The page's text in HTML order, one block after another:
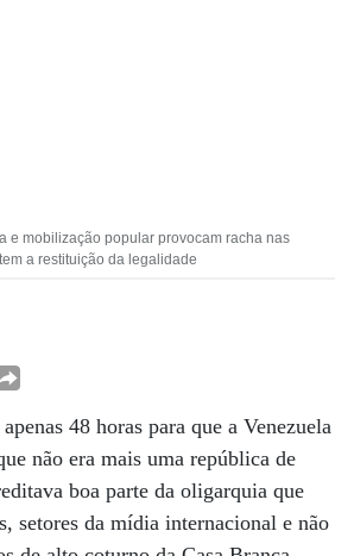
e mobilização popular provocam racha nas
a restituição da legalidade
48 horas para que a Venezuela
não era mais uma república de
boa parte da oligarquia que
setores da mídia internacional e não